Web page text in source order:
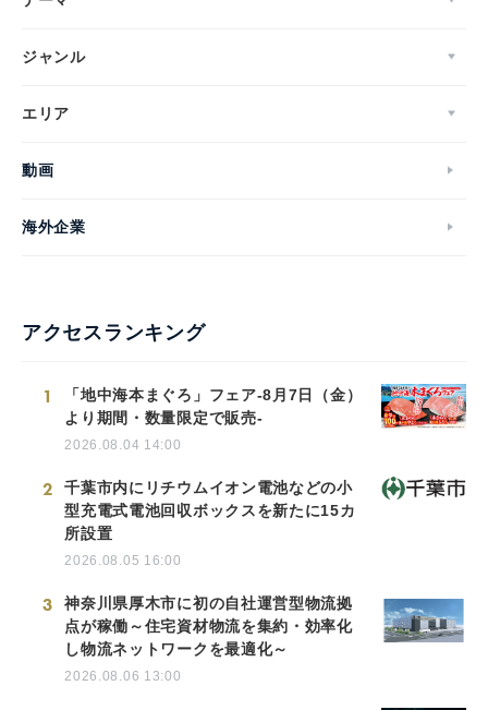
ジャンル
エリア
動画
海外企業
アクセスランキング
1
「地中海本まぐろ」フェア-8月7日（金）
より期間・数量限定で販売-
2026.08.04 14:00
2
千葉市内にリチウムイオン電池などの小
型充電式電池回収ボックスを新たに15カ
所設置
2026.08.05 16:00
3
神奈川県厚木市に初の自社運営型物流拠
点が稼働～住宅資材物流を集約・効率化
し物流ネットワークを最適化～
2026.08.06 13:00